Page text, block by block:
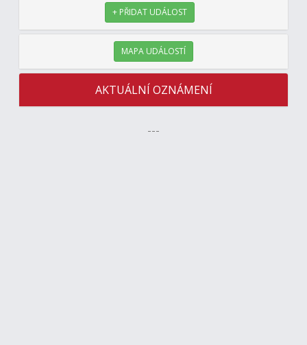
+ PŘIDAT UDÁLOST
MAPA UDÁLOSTÍ
AKTUÁLNÍ OZNÁMENÍ
---